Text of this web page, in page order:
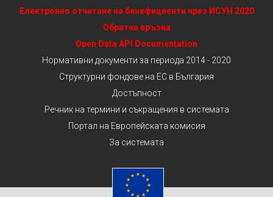
Електронно отчитане на бенефициенти чрез ИСУН 2020
Обратна връзка
Open Data API Documentation
Нормативни документи за периода 2014 - 2020
Структурни фондове на ЕС в България
Достъпност
Речник на термини и съкращения в системата
Портал на Европейската комисия
За системата